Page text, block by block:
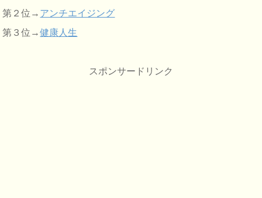
第２位→ アンチエイジング
第３位→健康人生
スポンサードリンク